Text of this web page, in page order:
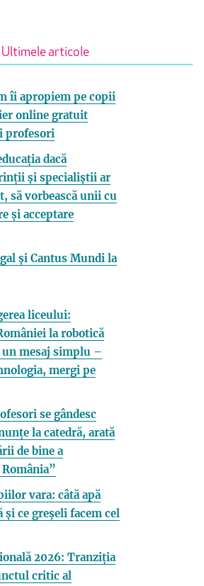
Ultimele articole
îi apropiem pe copii
online gratuit
profesori
dacă
și specialiștii ar
să vorbească unii cu
și acceptare
și Cantus Mundi la
liceului:
la robotică
mesaj simplu –
mergi pe
se gândesc
la catedră, arată
de bine a
vara: câtă apă
și ce greșeli facem cel
2026: Tranziția
critic al